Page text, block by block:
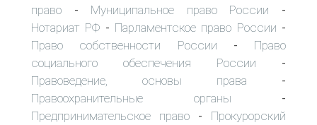
право - Муниципальное право России -
Нотариат РФ - Парламентское право России -
Право собственности России - Право
социального обеспечения России -
Правоведение, основы права -
Правоохранительные органы -
Предпринимательское право - Прокурорский